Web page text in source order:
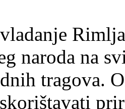
naroda na
tragova.